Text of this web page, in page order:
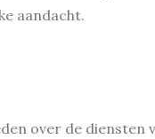
aandacht.
over de diensten